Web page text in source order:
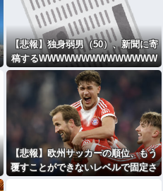
【悲報】独身弱男（50）、新聞に寄
稿するWWWWWWWWWWWWWW
WWWWWWWWWWWWWWWWW
WWWWWWWWWWWWWWWWW
WWWWWW
【悲報】欧州サッカーの順位、もう
覆すことができないレベルで固定さ